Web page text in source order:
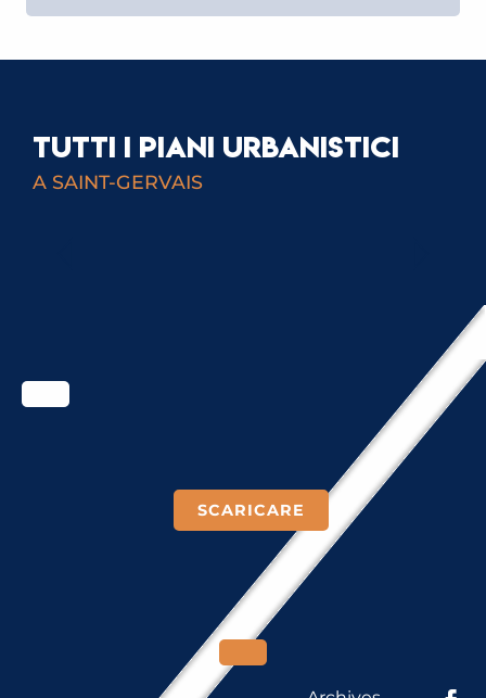
TUTTI I PIANI URBANISTICI
A SAINT-GERVAIS
SCARICARE